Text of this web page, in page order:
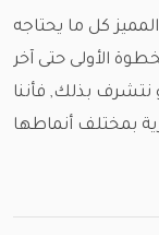
كل ما يحتاجه
الأولى حتى آخر
بذلك, فأننا
الاستلام , نود ان